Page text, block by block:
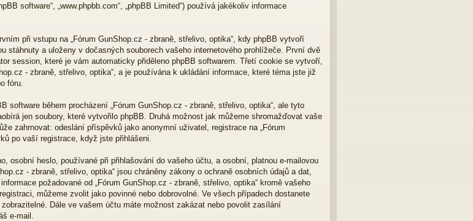
software“, „www.phpbb.com“, „phpBB Limited“) používá jakékoliv informace
při vstupu na „Fórum GunShop.cz - zbraně, střelivo, optika“, kdy phpBB vytvoří
stáhnuty a uloženy v dočasných souborech vašeho internetového prohlížeče. První dvě
session, které je vám automaticky přiděleno phpBB softwarem. Třetí cookie se vytvoří,
- zbraně, střelivo, optika“, a je používána k ukládání informace, které téma jste již
fóru.
software během procházení „Fórum GunShop.cz - zbraně, střelivo, optika“, ale tyto
jen soubory, které vytvořilo phpBB. Druhá možnost jak můžeme shromažďovat vaše
zahrnovat: odeslání příspěvků jako anonymní uživatel, registrace na „Fórum
po vaší registrace, když jste přihlášeni.
osobní heslo, používané při přihlašování do vašeho účtu, a osobní, platnou e-mailovou
- zbraně, střelivo, optika“ jsou chráněny zákony o ochraně osobních údajů a dat,
požadované od „Fórum GunShop.cz - zbraně, střelivo, optika“ kromě vašeho
můžeme zvolit jako povinné nebo dobrovolné. Ve všech případech dostanete
Dále ve vašem účtu máte možnost zakázat nebo povolit zasílání
e-mail.